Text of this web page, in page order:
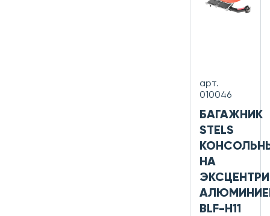
арт.
010046
БАГАЖНИК
STELS
НА
BLF-H11